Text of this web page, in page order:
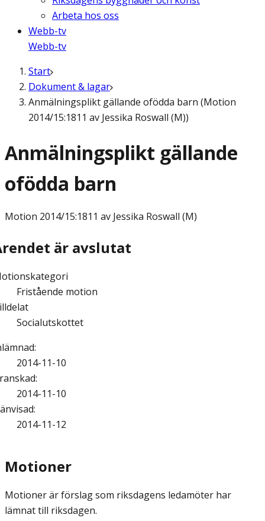
Arbeta hos oss
Webb-tv
Webb-tv
Start
Dokument & lagar
Anmälningsplikt gällande ofödda barn (Motion
2014/15:1811 av Jessika Roswall (M))
Anmälningsplikt gällande
ofödda barn
Motion 2014/15:1811 av Jessika Roswall (M)
är avslutat
Fristående motion
Socialutskottet
:
2014-11-10
:
2014-11-10
:
2014-11-12
Motioner
Motioner är förslag som riksdagens ledamöter har
lämnat till riksdagen.